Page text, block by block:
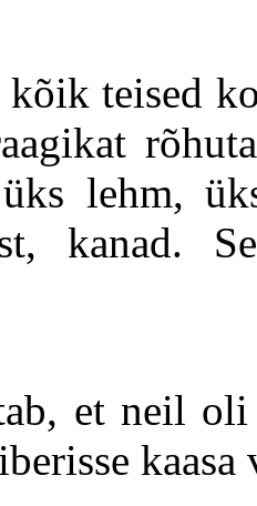
teised
lehm,
kanad.
et neil
kaasa